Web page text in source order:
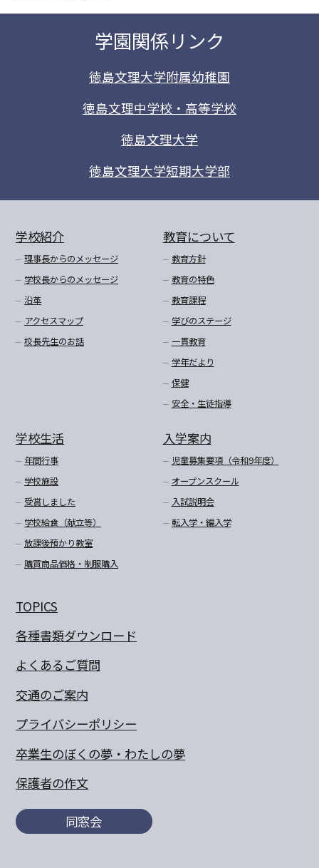
学園関係リンク
徳島文理大学附属幼稚園
徳島文理中学校・高等学校
徳島文理大学
徳島文理大学短期大学部
学校紹介
理事長からのメッセージ
学校長からのメッセージ
沿革
アクセスマップ
校長先生のお話
教育について
教育方針
教育の特色
教育課程
学びのステージ
一貫教育
学年だより
保健
安全・生徒指導
学校生活
年間行事
学校施設
受賞しました
学校給食（献立等）
放課後預かり教室
購買商品価格・制服購入
入学案内
児童募集要項（令和9年度）
オープンスクール
入試説明会
転入学・編入学
TOPICS
各種書類ダウンロード
よくあるご質問
交通のご案内
プライバシーポリシー
卒業生のぼくの夢・わたしの夢
保護者の作文
同窓会